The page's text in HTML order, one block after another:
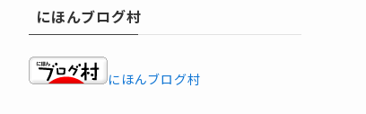
にほんブログ村
にほんブログ村